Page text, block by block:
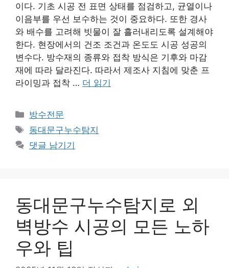
이다. 기초 시공 전 표면 상태를 점검하고, 균열이나
이음부를 우선 보수하는 것이 중요하다. 또한 경사
와 배수를 고려해 빗물이 잘 흘러내리도록 설계해야
한다. 현장에서의 건조 조건과 온도도 시공 성공의
변수다. 방수재의 종류와 접착 방식은 기후와 마감
재에 따라 달라진다. 따라서 제조사 지침에 맞춘 프
라이밍과 접착 … 더 읽기
카
테
고
리
방수전문
태
그
동대문구누수탐지
댓글 남기기
동대문구누수탐지로 외
벽방수 시공의 모든 노하
우와 팁